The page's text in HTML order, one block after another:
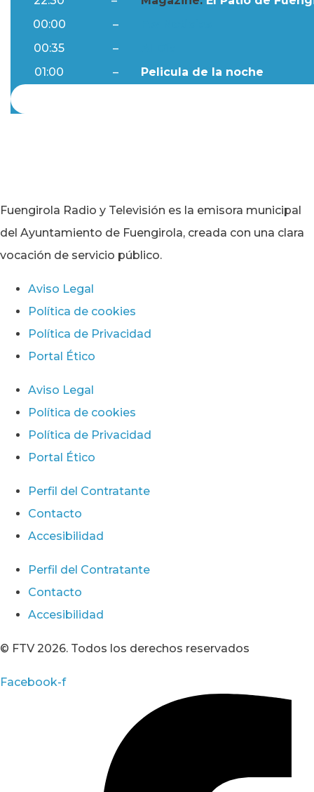
00:00
–
00:35
–
01:00
– Pelicula de la noche
Fuengirola Radio y Televisión es la emisora municipal
del Ayuntamiento de Fuengirola, creada con una clara
vocación de servicio público.
Aviso Legal
Política de cookies
Política de Privacidad
Portal Ético
Aviso Legal
Política de cookies
Política de Privacidad
Portal Ético
Perfil del Contratante
Contacto
Accesibilidad
Perfil del Contratante
Contacto
Accesibilidad
© FTV 2026. Todos los derechos reservados
Facebook-f